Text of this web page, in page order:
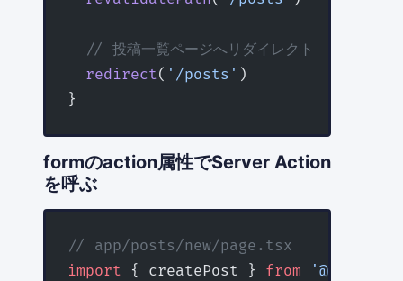
  // 投稿一覧ページへリダイレクト
  redirect
( '/posts' )
}
formのaction属性でServer Action
を呼ぶ
// app/posts/new/page.tsx
import { createPost } from '@/app/